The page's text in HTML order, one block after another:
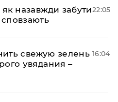
назавжди забути22:05
свежую зелень
увядания –
16:04